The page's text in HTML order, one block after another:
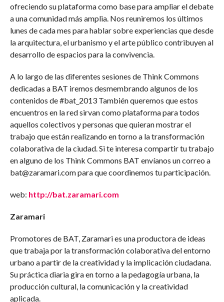
ofreciendo su plataforma como base para ampliar el debate
a una comunidad más amplia. Nos reuniremos los últimos
lunes de cada mes para hablar sobre experiencias que desde
la arquitectura, el urbanismo y el arte público contribuyen al
desarrollo de espacios para la convivencia.
A lo largo de las diferentes sesiones de Think Commons
dedicadas a BAT iremos desmembrando algunos de los
contenidos de #bat_2013 También queremos que estos
encuentros en la red sirvan como plataforma para todos
aquellos colectivos y personas que quieran mostrar el
trabajo que están realizando en torno a la transformación
colaborativa de la ciudad. Si te interesa compartir tu trabajo
en alguno de los Think Commons BAT envíanos un correo a
bat@zaramari.com para que coordinemos tu participación.
web: http://bat.zaramari.com
Zaramari
Promotores de BAT, Zaramari es una productora de ideas
que trabaja por la transformación colaborativa del entorno
urbano a partir de la creatividad y la implicación ciudadana.
Su práctica diaria gira en torno a la pedagogía urbana, la
producción cultural, la comunicación y la creatividad
aplicada.